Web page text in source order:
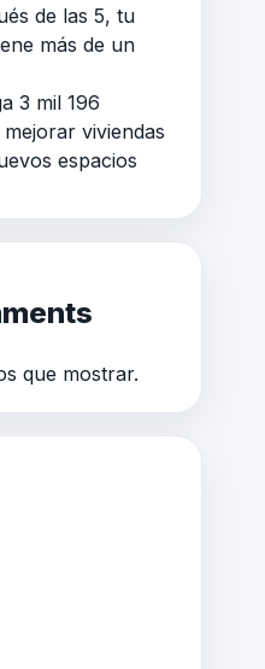
de las 5, tu
más de un
3 mil 196
viviendas
espacios
que mostrar.